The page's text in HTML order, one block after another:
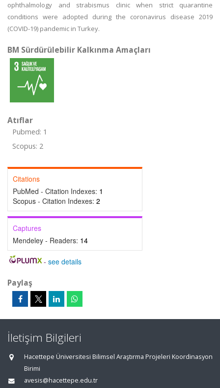
ophthalmology and strabismus clinic when strict quarantine
conditions were adopted during the coronavirus disease 2019
(COVID-19) pandemic in Turkey.
BM Sürdürülebilir Kalkınma Amaçları
Atıflar
Pubmed: 1
Scopus: 2
Citations
PubMed - Citation Indexes: 1
Scopus - Citation Indexes: 2
Captures
Mendeley - Readers: 14
- see details
Paylaş
İletişim Bilgileri
Hacettepe Üniversitesi Bilimsel Araştırma Projeleri Koordinasyon
Birimi
avesis@hacettepe.edu.tr